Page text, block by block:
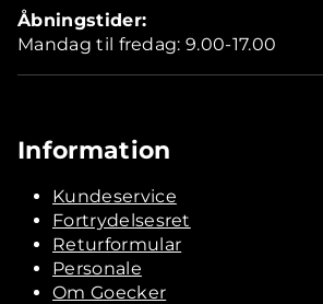
Åbningstider:
Mandag til fredag: 9.00-17.00
Information
Kundeservice
Fortrydelsesret
Returformular
Personale
Om Goecker